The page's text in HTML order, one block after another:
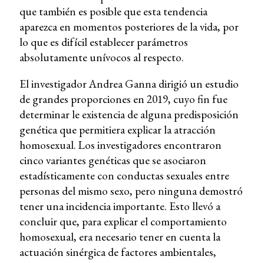
que también es posible que esta tendencia
aparezca en momentos posteriores de la vida, por
lo que es difícil establecer parámetros
absolutamente unívocos al respecto.
El investigador Andrea Ganna dirigió un estudio
de grandes proporciones en 2019, cuyo fin fue
determinar le existencia de alguna predisposición
genética que permitiera explicar la atracción
homosexual. Los investigadores encontraron
cinco variantes genéticas que se asociaron
estadísticamente con conductas sexuales entre
personas del mismo sexo, pero ninguna demostró
tener una incidencia importante. Esto llevó a
concluir que, para explicar el comportamiento
homosexual, era necesario tener en cuenta la
actuación sinérgica de factores ambientales,